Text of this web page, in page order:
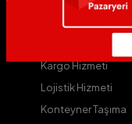
Avium D
Kargo Hizmeti
Lojistik Hizmeti
Konteyner Taşıma